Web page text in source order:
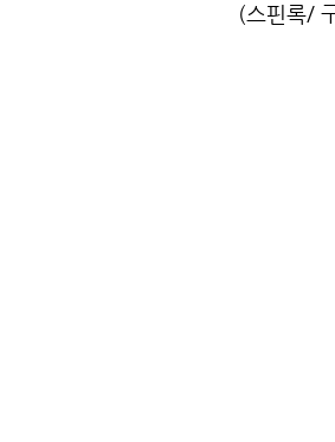
(스핀록/